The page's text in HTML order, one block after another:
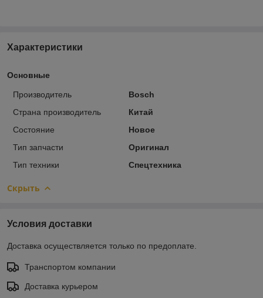
Характеристики
Основные
Производитель
Bosch
Страна производитель
Китай
Состояние
Новое
Тип запчасти
Оригинал
Тип техники
Спецтехника
Скрыть
Условия доставки
Доставка осуществляется только по предоплате.
Транспортом компании
Доставка курьером